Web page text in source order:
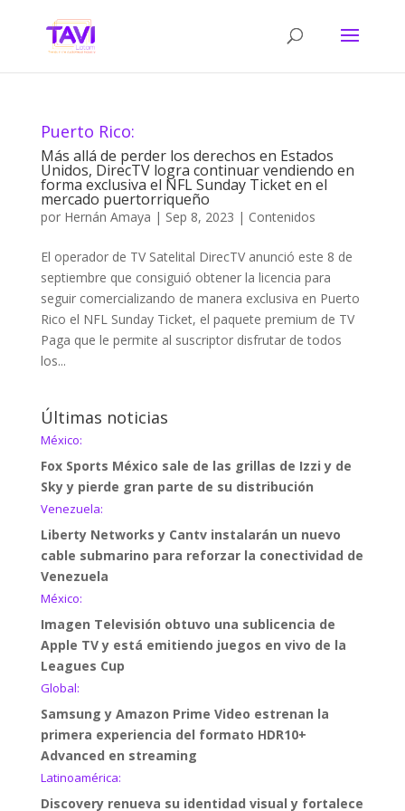
Puerto Rico:
Más allá de perder los derechos en Estados
Unidos, DirecTV logra continuar vendiendo en
forma exclusiva el NFL Sunday Ticket en el
mercado puertorriqueño
por Hernán Amaya | Sep 8, 2023 | Contenidos
El operador de TV Satelital DirecTV anunció este 8 de
septiembre que consiguió obtener la licencia para
seguir comercializando de manera exclusiva en Puerto
Rico el NFL Sunday Ticket, el paquete premium de TV
Paga que le permite al suscriptor disfrutar de todos
los...
Últimas noticias
México:
Fox Sports México sale de las grillas de Izzi y de
Sky y pierde gran parte de su distribución
Venezuela:
Liberty Networks y Cantv instalarán un nuevo
cable submarino para reforzar la conectividad de
Venezuela
México:
Imagen Televisión obtuvo una sublicencia de
Apple TV y está emitiendo juegos en vivo de la
Leagues Cup
Global:
Samsung y Amazon Prime Video estrenan la
primera experiencia del formato HDR10+
Advanced en streaming
Latinoamérica:
Discovery renueva su identidad visual y fortalece